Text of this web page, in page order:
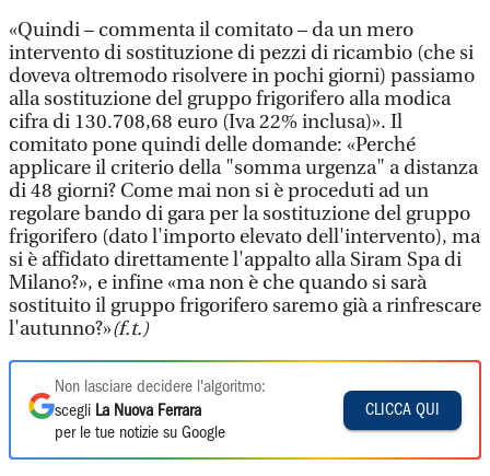
«Quindi – commenta il comitato – da un mero
intervento di sostituzione di pezzi di ricambio (che si
doveva oltremodo risolvere in pochi giorni) passiamo
alla sostituzione del gruppo frigorifero alla modica
cifra di 130.708,68 euro (Iva 22% inclusa)». Il
comitato pone quindi delle domande: «Perché
applicare il criterio della "somma urgenza" a distanza
di 48 giorni? Come mai non si è proceduti ad un
regolare bando di gara per la sostituzione del gruppo
frigorifero (dato l'importo elevato dell'intervento), ma
si è affidato direttamente l'appalto alla Siram Spa di
Milano?», e infine «ma non è che quando si sarà
sostituito il gruppo frigorifero saremo già a rinfrescare
l'autunno?»(f.t.)
Non lasciare decidere l'algoritmo:
scegli La Nuova Ferrara
per le tue notizie su Google
CLICCA QUI